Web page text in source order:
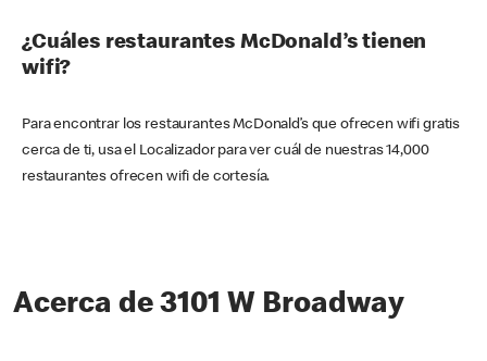
¿Cuáles restaurantes McDonald’s tienen
wifi?
Para encontrar los restaurantes McDonald’s que ofrecen wifi gratis
cerca de ti, usa el Localizador para ver cuál de nuestras 14,000
restaurantes ofrecen wifi de cortesía.
Acerca de 3101 W Broadway